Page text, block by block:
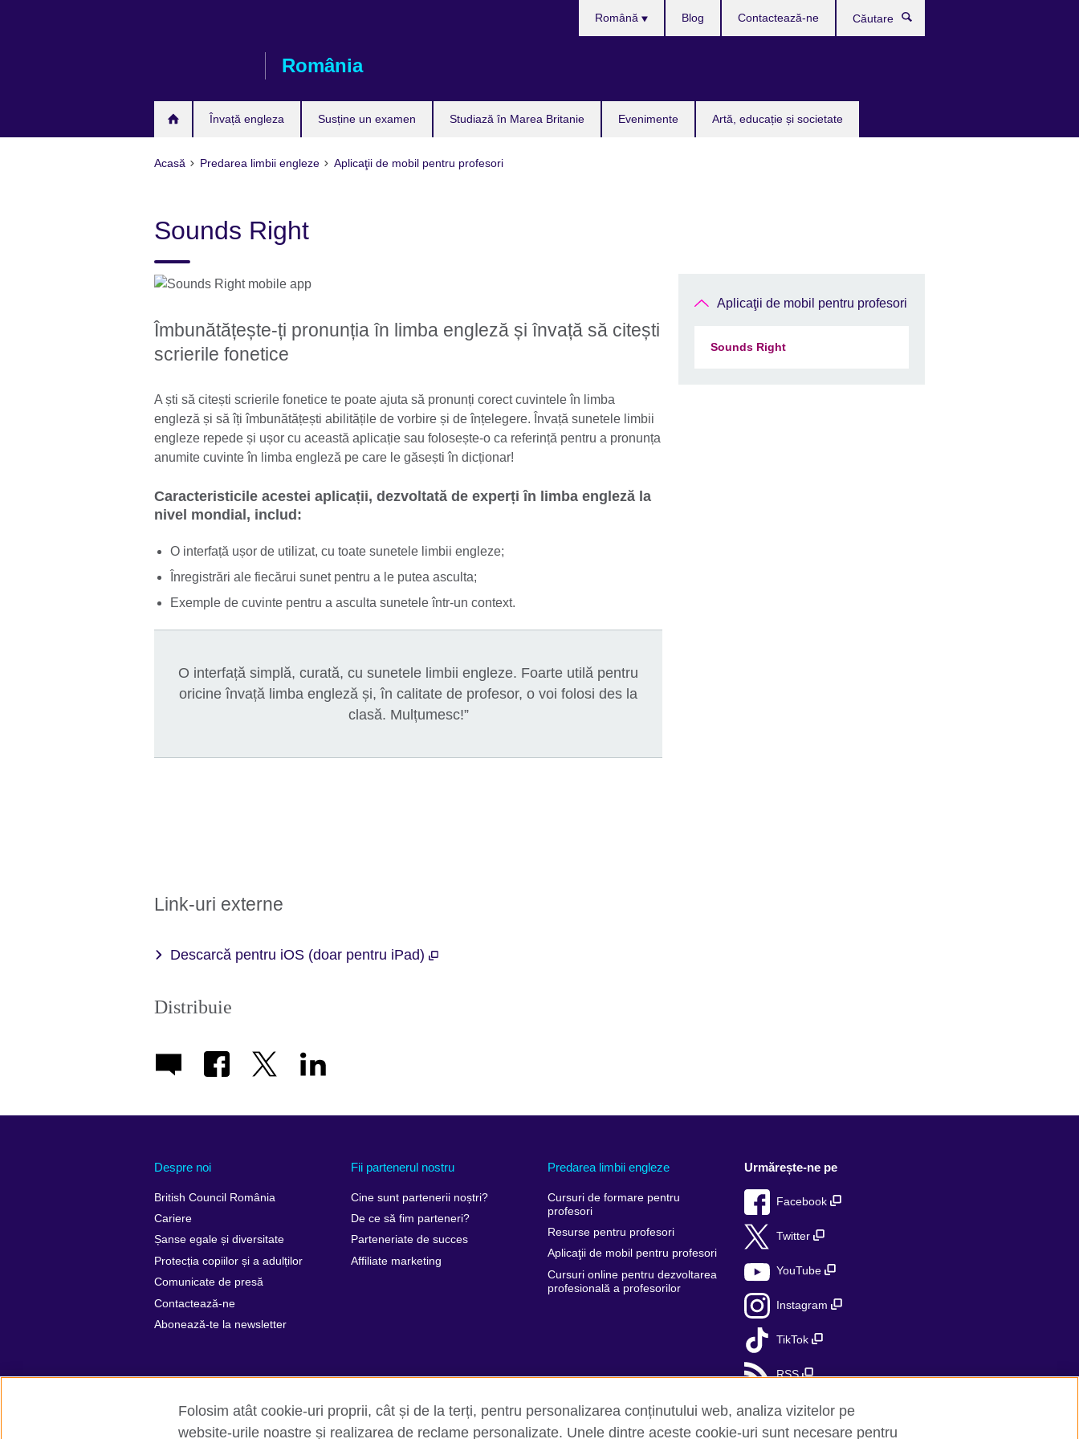
România
Învață engleza Susține un examen Studiază în Marea Britanie Evenimente Artă, educație și societate
Română Blog Contactează-ne
Acasă Predarea limbii engleze Aplicaţii de mobil pentru profesori
Sounds Right
Îmbunătățește-ți pronunția în limba engleză și învață să citești
scrierile fonetice
A ști să citești scrierile fonetice te poate ajuta să pronunți corect cuvintele în limba
engleză și să îți îmbunătățești abilitățile de vorbire și de înțelegere. Învață sunetele limbii
engleze repede și ușor cu această aplicație sau folosește-o ca referință pentru a pronunța
anumite cuvinte în limba engleză pe care le găsești în dicționar!
Caracteristicile acestei aplicații, dezvoltată de experți în limba engleză la
nivel mondial, includ:
O interfață ușor de utilizat, cu toate sunetele limbii engleze;
Înregistrări ale fiecărui sunet pentru a le putea asculta;
Exemple de cuvinte pentru a asculta sunetele într-un context.
O interfață simplă, curată, cu sunetele limbii engleze. Foarte utilă pentru
oricine învață limba engleză și, în calitate de profesor, o voi folosi des la
clasă. Mulțumesc!”
Link-uri externe
Descarcă pentru iOS (doar pentru iPad)
Distribuie
Aplicaţii de mobil pentru profesori
Sounds Right
Despre noi
British Council România
Cariere
Șanse egale și diversitate
Protecția copiilor și a adulților
Comunicate de presă
Contactează-ne
Abonează-te la newsletter
Fii partenerul nostru
Cine sunt partenerii noștri?
De ce să fim parteneri?
Parteneriate de succes
Affiliate marketing
Predarea limbii engleze
Cursuri de formare pentru
profesori
Resurse pentru profesori
Aplicaţii de mobil pentru profesori
Cursuri online pentru dezvoltarea
profesională a profesorilor
Urmărește-ne pe
Facebook
Twitter
YouTube
Instagram
TikTok
RSS
Folosim atât cookie-uri proprii, cât și de la terți, pentru personalizarea conținutului web, analiza vizitelor pe
website-urile noastre și realizarea de reclame personalizate. Unele dintre aceste cookie-uri sunt necesare pentru